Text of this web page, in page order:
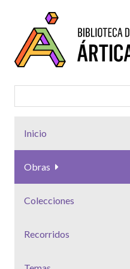
contenido
principal
Inicio
Obras
Colecciones
Recorridos